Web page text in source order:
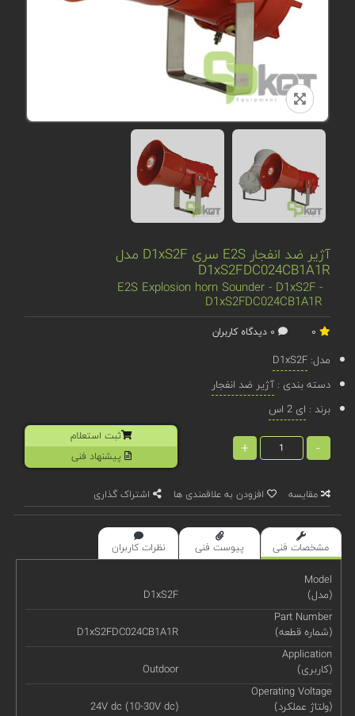
آژیر ضد انفجار E2S سری D1xS2F مدل
D1xS2FDC024CB1A1R
E2S Explosion horn Sounder - D1xS2F -
D1xS2FDC024CB1A1R
مدل:D1xS2F
دسته بندی :آژیر ضد انفجار
برند : ای 2 اس
-
+
ثبت استعلام
پیشنهاد فنی
مقایسه افزودن به علاقمندی ها اشتراک گذاری
مشخصات فنی پیوست فنی نظرات کاربران
Model
(مدل)
D1xS2F
Part Number
(شماره قطعه)
D1xS2FDC024CB1A1R
Application
(کاربری)
Outdoor
Operating Voltage
(ولتاژ عملکرد)
24V dc (10-30V dc)